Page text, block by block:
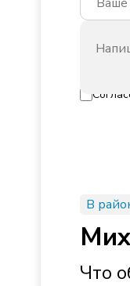
В
Что